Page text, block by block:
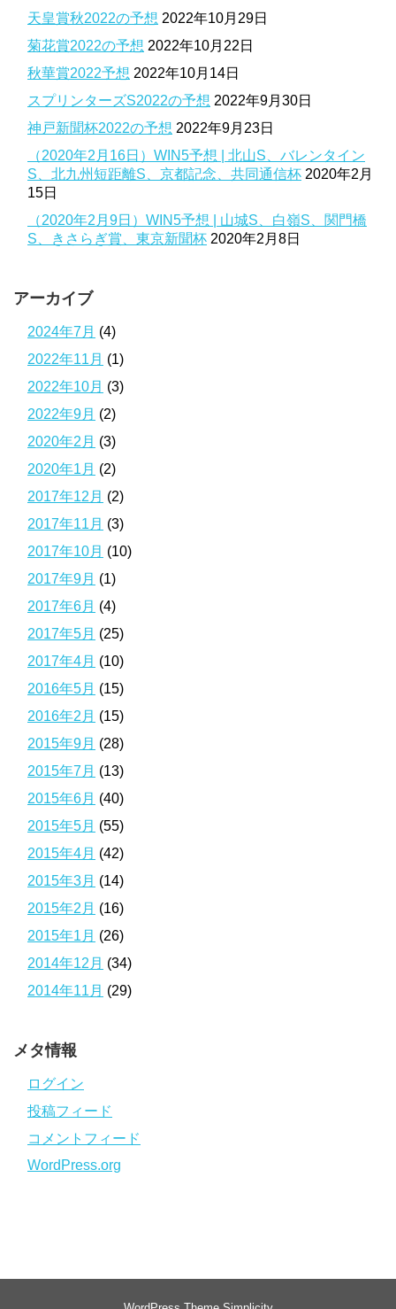
天皇賞秋2022の予想 2022年10月29日
菊花賞2022の予想 2022年10月22日
秋華賞2022予想 2022年10月14日
スプリンターズS2022の予想 2022年9月30日
神戸新聞杯2022の予想 2022年9月23日
（2020年2月16日）WIN5予想 | 北山S、バレンタイン
S、北九州短距離S、京都記念、共同通信杯 2020年2月
15日
（2020年2月9日）WIN5予想 | 山城S、白嶺S、関門橋
S、きさらぎ賞、東京新聞杯 2020年2月8日
アーカイブ
2024年7月 (4)
2022年11月 (1)
2022年10月 (3)
2022年9月 (2)
2020年2月 (3)
2020年1月 (2)
2017年12月 (2)
2017年11月 (3)
2017年10月 (10)
2017年9月 (1)
2017年6月 (4)
2017年5月 (25)
2017年4月 (10)
2016年5月 (15)
2016年2月 (15)
2015年9月 (28)
2015年7月 (13)
2015年6月 (40)
2015年5月 (55)
2015年4月 (42)
2015年3月 (14)
2015年2月 (16)
2015年1月 (26)
2014年12月 (34)
2014年11月 (29)
メタ情報
ログイン
投稿フィード
コメントフィード
WordPress.org